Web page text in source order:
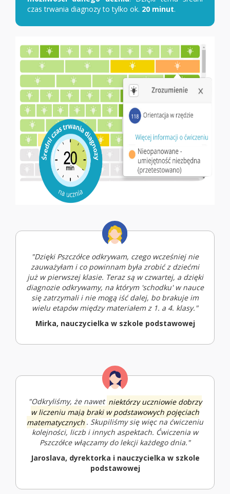
czas trwania diagnozy to tylko ok. 20 minut.
"Dzięki Pszczółce odkrywam, czego wcześniej nie
zauważyłam i co powinnam była zrobić z dziećmi
już w pierwszej klasie. Teraz są w czwartej, a dzięki
diagnozie odkrywamy, na którym 'schodku' w nauce
się zatrzymali i nie mogą iść dalej, bo brakuje im
wielu etapów między materiałem z 1. a 4. klasy."
Mirka, nauczycielka w szkole podstawowej
"Odkryliśmy, że nawet niektórzy uczniowie dobrzy
w liczeniu mają braki w podstawowych pojęciach
matematycznych . Skupiliśmy się więc na ćwiczeniu
kolejności, liczb i innych aspektach. Ćwiczenia w
Pszczółce włączamy do lekcji każdego dnia."
Jaroslava, dyrektorka i nauczycielka w szkole
podstawowej